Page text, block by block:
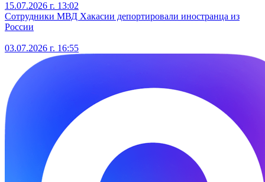
15.07.2026 г. 13:02
Сотрудники МВД Хакасии депортировали иностранца из
России
03.07.2026 г. 16:55